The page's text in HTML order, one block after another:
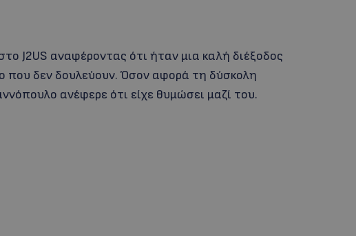
J2US αναφέροντας ότι ήταν μια καλή διέξοδος
που δεν δουλεύουν. Όσον αφορά τη δύσκολη
ανέφερε ότι είχε θυμώσει μαζί του.